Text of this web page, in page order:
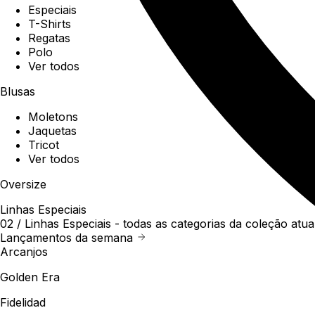
Especiais
T-Shirts
Regatas
Polo
Ver todos
Blusas
Moletons
Jaquetas
Tricot
Ver todos
Oversize
Linhas Especiais
02 / Linhas Especiais - todas as categorias da coleção
Lançamentos da semana
Arcanjos
Golden Era
Fidelidad